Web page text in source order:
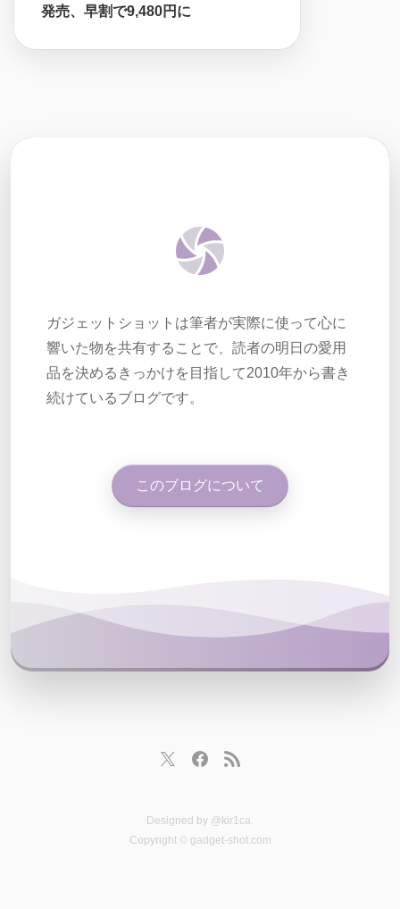
発売、早割で9,480円に
ガジェットショットは筆者が実際に使って心に
響いた物を共有することで、読者の明日の愛用
品を決めるきっかけを目指して2010年から書き
続けているブログです。
このブログについて
Designed by @kir1ca
Copyright © gadget-shot.com